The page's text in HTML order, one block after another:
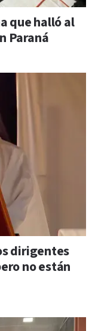
que halló al
Paraná
dirigentes
no están